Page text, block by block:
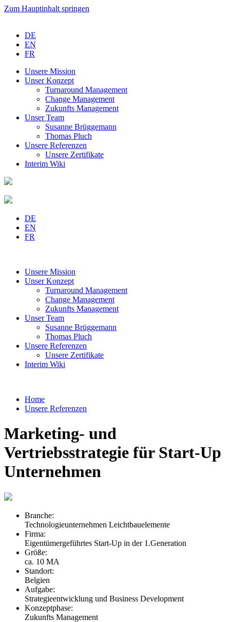
Zum Hauptinhalt springen
DE
EN
FR
Unsere Mission
UnserKonzept
Turnaround Management
Change Management
Zukunfts Management
UnserTeam
Susanne Brüggemann
Thomas Pluch
Unsere Referenzen
Unsere Zertifikate
Interim Wiki
DE
EN
FR
Unsere Mission
UnserKonzept
Turnaround Management
Change Management
Zukunfts Management
UnserTeam
Susanne Brüggemann
Thomas Pluch
Unsere Referenzen
Unsere Zertifikate
Interim Wiki
Home
Unsere Referenzen
Marketing- und
Vertriebsstrategie für Start-Up
Unternehmen
Branche:
Technologieunternehmen Leichtbauelemente
Firma:
Eigentümergeführtes Start-Up in der 1.Generation
Größe:
ca. 10 MA
Standort:
Belgien
Aufgabe:
Strategieentwicklung und Business Development
Konzeptphase:
Zukunfts Management